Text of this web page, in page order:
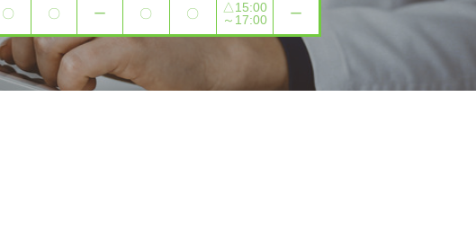
〇 〇 ー 〇 〇
△15:00
～17:00
ー